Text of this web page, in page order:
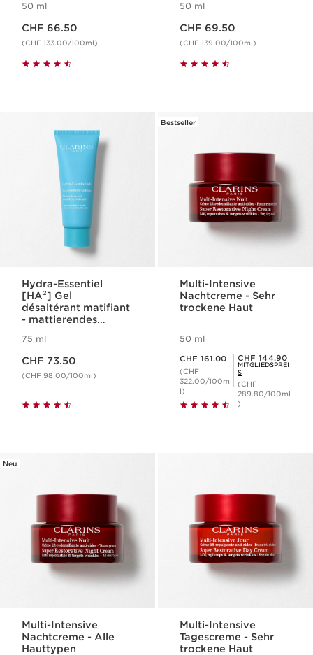
50 ml
CHF 66.50
(CHF 133.00/100ml)
50 ml
CHF 69.50
(CHF 139.00/100ml)
Hydra-Essentiel
[HA²] Gel
désaltérant matifiant
- mattierendes
75 ml
CHF 73.50
(CHF 98.00/100ml)
Bestseller
Multi-Intensive
Nachtcreme - Sehr
trockene Haut
50 ml
CHF 161.00
(CHF
322.00/100m
l)
Mitgliederpreis CHF 144.90
CHF 144.90
MITGLIEDSPREI
S
(CHF
289.80/100ml
)
Neu
Multi-Intensive
Nachtcreme - Alle
Hauttypen
Multi-Intensive
Tagescreme - Sehr
trockene Haut